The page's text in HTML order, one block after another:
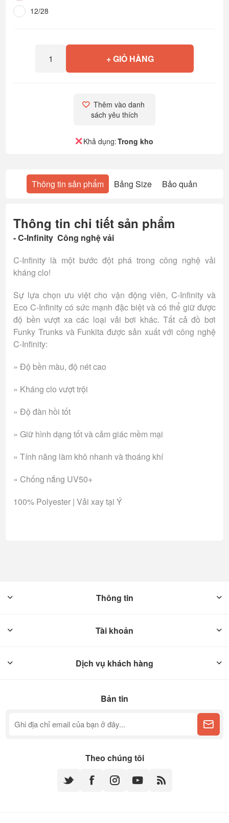
12/28
+ GIỎ HÀNG
Thêm vào danh
sách yêu thích
Khả dụng:Trong kho
Thông tin sản phẩm Bảng Size Bảo quản
Thông tin chi tiết sản phẩm
- C-Infinity Công nghệ vải
C-Infinity là một bước đột phá trong công nghệ vải
kháng clo!
Sự lựa chọn ưu việt cho vận động viên, C-Infinity và
Eco C-Infinity có sức mạnh đặc biệt và có thể giữ được
độ bền vượt xa các loại vải bơi khác. Tất cả đồ bơi
Funky Trunks và Funkita được sản xuất với công nghệ
C-Infinity:
» Độ bền màu, độ nét cao
» Kháng clo vượt trội
» Độ đàn hồi tốt
» Giữ hình dạng tốt và cảm giác mềm mại
» Tính năng làm khô nhanh và thoáng khí
» Chống nắng UV50+
100% Polyester | Vải xay tại Ý
Thông tin
Tài khoản
Dịch vụ khách hàng
Bản tin
Theo chúng tôi